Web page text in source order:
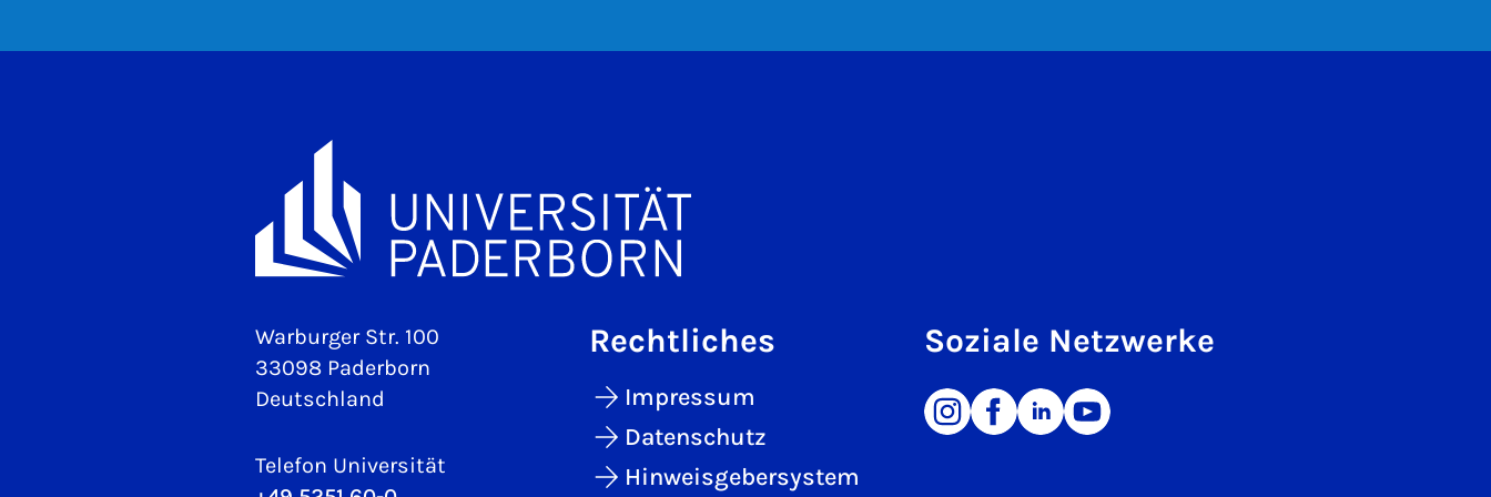
Warburger Str. 100
33098 Paderborn
Deutschland
Telefon Universität
Rechtliches
Impressum
Datenschutz
Hinweisgebersystem
Soziale Netzwerke